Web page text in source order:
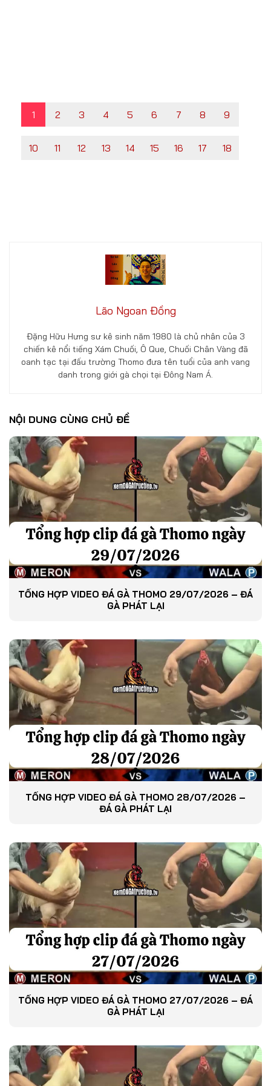
1 2 3 4 5 6 7 8 9
10 11 12 13 14 15 16 17 18
Lão Ngoan Đồng
Đặng Hữu Hưng sư kê sinh năm 1980 là chủ nhân của 3
chiến kê nổi tiếng Xám Chuối, Ô Que, Chuối Chân Vàng đã
oanh tạc tại đấu trường Thomo đưa tên tuổi của anh vang
danh trong giới gà chọi tại Đông Nam Á.
NỘI DUNG CÙNG CHỦ ĐỀ
TỔNG HỢP VIDEO ĐÁ GÀ THOMO 29/07/2026 – ĐÁ
GÀ PHÁT LẠI
TỔNG HỢP VIDEO ĐÁ GÀ THOMO 28/07/2026 –
ĐÁ GÀ PHÁT LẠI
TỔNG HỢP VIDEO ĐÁ GÀ THOMO 27/07/2026 – ĐÁ
GÀ PHÁT LẠI